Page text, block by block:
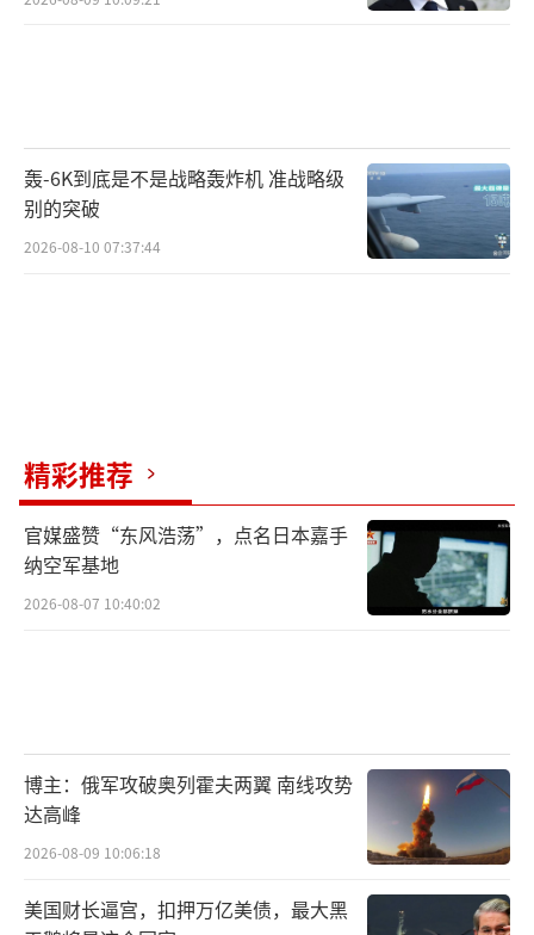
轰-6K到底是不是战略轰炸机 准战略级
别的突破
2026-08-10 07:37:44
精彩推荐
官媒盛赞“东风浩荡”，点名日本嘉手
纳空军基地
2026-08-07 10:40:02
博主：俄军攻破奥列霍夫两翼 南线攻势
达高峰
2026-08-09 10:06:18
美国财长逼宫，扣押万亿美债，最大黑